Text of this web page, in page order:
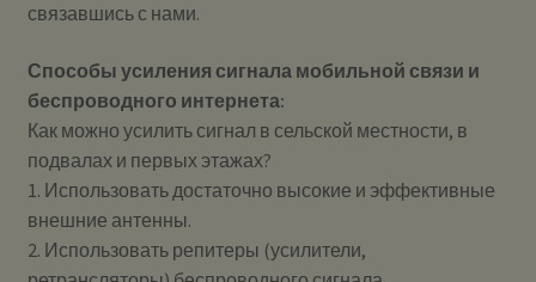
связавшись с нами.
Способы усиления сигнала мобильной связи и
беспроводного интернета:
Как можно усилить сигнал в сельской местности, в
подвалах и первых этажах?
1. Использовать достаточно высокие и эффективные
внешние антенны.
2. Использовать репитеры (усилители,